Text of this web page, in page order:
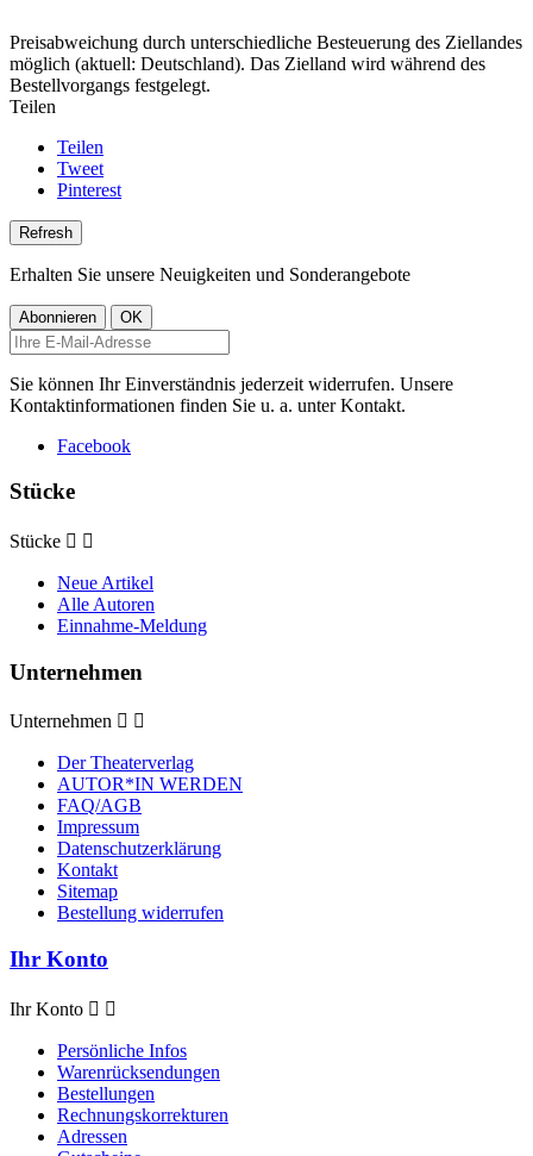
Preisabweichung durch unterschiedliche Besteuerung des Ziellandes
möglich (aktuell: Deutschland). Das Zielland wird während des
Bestellvorgangs festgelegt.
Teilen
Teilen
Tweet
Pinterest
Erhalten Sie unsere Neuigkeiten und Sonderangebote
Sie können Ihr Einverständnis jederzeit widerrufen. Unsere
Kontaktinformationen finden Sie u. a. unter Kontakt.
Facebook
Stücke
Stücke  
Neue Artikel
Alle Autoren
Einnahme-Meldung
Unternehmen
Unternehmen  
Der Theaterverlag
AUTOR*IN WERDEN
FAQ/AGB
Impressum
Datenschutzerklärung
Kontakt
Sitemap
Bestellung widerrufen
Ihr Konto
Ihr Konto  
Persönliche Infos
Warenrücksendungen
Bestellungen
Rechnungskorrekturen
Adressen